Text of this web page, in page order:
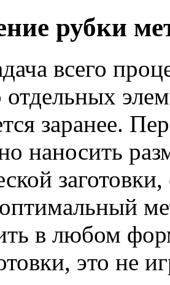
рубки
всего
отдельных
заранее.
наносить
в любом
это не